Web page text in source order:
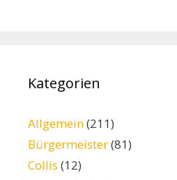
Kategorien
Allgemein(211)
Bürgermeister(81)
Collis (12)